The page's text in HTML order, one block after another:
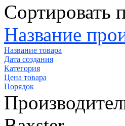
Сортировать
Название
Название товара
Дата создания
Категория
Цена товара
Порядок